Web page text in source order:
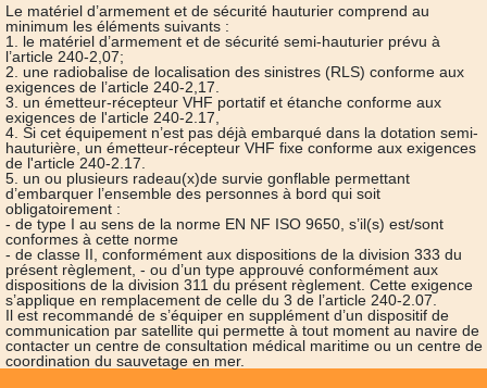
Le matériel d’armement et de sécurité hauturier comprend au
minimum les éléments suivants :
1. le matériel d’armement et de sécurité semi-hauturier prévu à
l’article 240-2,07;
2. une radiobalise de localisation des sinistres (RLS) conforme aux
exigences de l’article 240-2,17.
3. un émetteur-récepteur VHF portatif et étanche conforme aux
exigences de l'article 240-2.17,
4. Si cet équipement n’est pas déjà embarqué dans la dotation semi-
hauturière, un émetteur-récepteur VHF fixe conforme aux exigences
de l'article 240-2.17.
5. un ou plusieurs radeau(x)de survie gonflable permettant
d’embarquer l’ensemble des personnes à bord qui soit
obligatoirement :
- de type I au sens de la norme EN NF ISO 9650, s’il(s) est/sont
conformes à cette norme
- de classe II, conformément aux dispositions de la division 333 du
présent règlement, - ou d’un type approuvé conformément aux
dispositions de la division 311 du présent règlement. Cette exigence
s’applique en remplacement de celle du 3 de l’article 240-2.07.
Il est recommandé de s’équiper en supplément d’un dispositif de
communication par satellite qui permette à tout moment au navire de
contacter un centre de consultation médical maritime ou un centre de
coordination du sauvetage en mer.